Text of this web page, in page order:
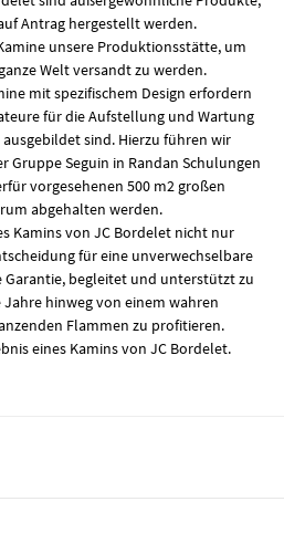
Antrag hergestellt werden.
unsere Produktionsstätte, um
Welt versandt zu werden.
mit spezifischem Design erfordern
für die Aufstellung und Wartung
sind. Hierzu führen wir
Gruppe Seguin in Randan Schulungen
vorgesehenen 500 m2 großen
abgehalten werden.
Kamins von JC Bordelet nicht nur
für eine unverwechselbare
Garantie, begleitet und unterstützt zu
hinweg von einem wahren
Flammen zu profitieren.
eines Kamins von JC Bordelet.